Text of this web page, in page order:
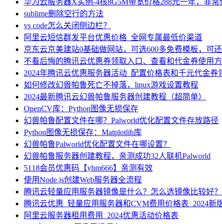
sublime删除空行的方法
vs code怎么关闭侧边栏？
阿里云短信群发平台优惠价格_全网专属最低价渠道
京东云京美建站0基础做网站，可选600多免费模板，可还
不看后悔的腾讯云优惠券领取入口、查看和代金券使用
2024年腾讯云优惠服务器活动_配置价格表和千元代金券
如何修改幻兽帕鲁死亡不掉落，linux游戏设置教程
2024最新腾讯云幻兽帕鲁服务器创建教程（超简单）
OpenCV库：Python图像无损保存
幻兽帕鲁配置文件在哪？Palworld优化配置文件存放路径
Python图像无损保存：Matplotlib库
幻兽帕鲁Palworld优化配置文件在哪设置？
幻兽帕鲁服务器创建教程，亲测成功32人联机Palworld
5118会员优惠码【yhm666】亲测有效
使用Node.js创建Web服务器全流程
腾讯云轻量应用服务器镜像是什么？怎么选镜像比较好？
腾讯云优惠_轻量应用服务器和CVM费用价格表_2024新
阿里云服务器租用费用_2024优惠活动价格表